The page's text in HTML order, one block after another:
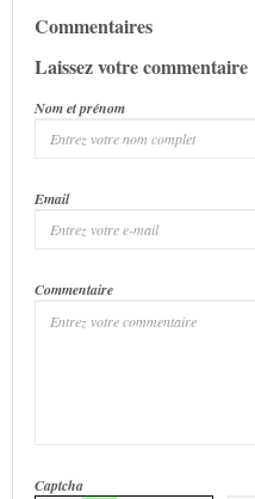
Commentaires
Laissez votre commentaire
Nom et prénom
Email
Commentaire
Captcha